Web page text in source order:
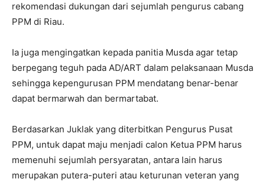
rekomendasi dukungan dari sejumlah pengurus cabang
PPM di Riau.
Ia juga mengingatkan kepada panitia Musda agar tetap
berpegang teguh pada AD/ART dalam pelaksanaan Musda
sehingga kepengurusan PPM mendatang benar-benar
dapat bermarwah dan bermartabat.
Berdasarkan Juklak yang diterbitkan Pengurus Pusat
PPM, untuk dapat maju menjadi calon Ketua PPM harus
memenuhi sejumlah persyaratan, antara lain harus
merupakan putera-puteri atau keturunan veteran yang